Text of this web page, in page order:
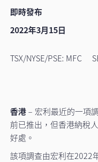
即時發布
2022年3月15日
TSX/NYSE/PSE: MFC
香港– 宏利最近的一項
前已推出，但香港納稅
好處。
該項調查由宏利在2022